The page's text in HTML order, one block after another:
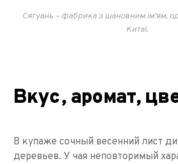
Сягуань – фабрика з шановним ім'ям,
Китаї.
Вкус, аромат,
В купаже сочный весенний лист
деревьев. У чая неповторимый